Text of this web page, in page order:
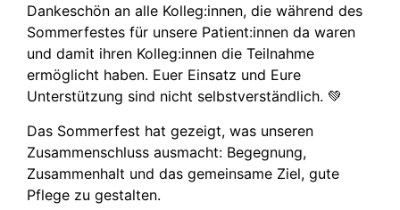
Dankeschön an alle Kolleg:innen, die während des
Sommerfestes für unsere Patient:innen da waren
und damit ihren Kolleg:innen die Teilnahme
ermöglicht haben. Euer Einsatz und Eure
Unterstützung sind nicht selbstverständlich. 💚
Das Sommerfest hat gezeigt, was unseren
Zusammenschluss ausmacht: Begegnung,
Zusammenhalt und das gemeinsame Ziel, gute
Pflege zu gestalten.